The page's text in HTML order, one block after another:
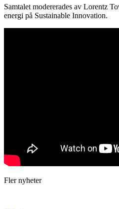
Samtalet modererades av Lorentz
energi på Sustainable Innovation.
Fler nyheter